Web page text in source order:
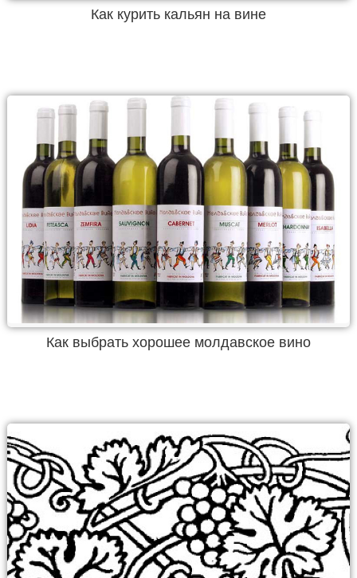
Как курить кальян на вине
Как выбрать хорошее молдавское вино